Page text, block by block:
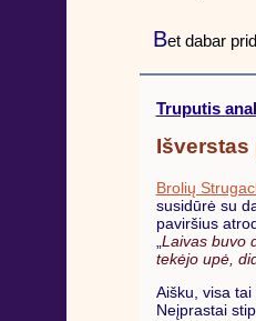
Bet dabar
Truputis
Išverstas
Brolių
susidūrė su
paviršius
„Laivas buvo
tekėjo upė,
Aišku, visa
Neįprastai